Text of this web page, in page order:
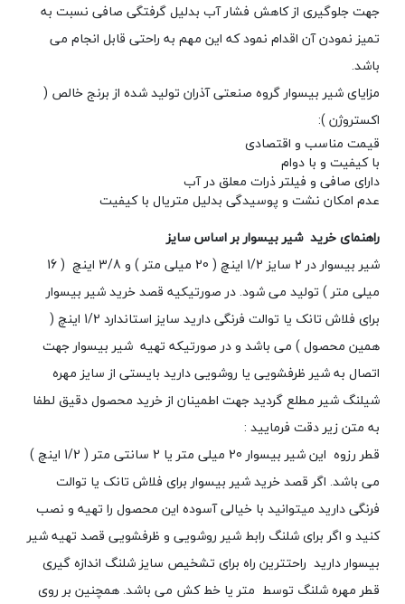
جهت جلوگیری از کاهش فشار آب بدلیل گرفتگی صافی نسبت به
تمیز نمودن آن اقدام نمود که این مهم به راحتی قابل انجام می
باشد.
مزایای شیر بیسوار گروه صنعتی آذران تولید شده از برنج خالص (
اکستروژن ):
قیمت مناسب و اقتصادی
با کیفیت و با دوام
دارای صافی و فیلتر ذرات معلق در آب
عدم امکان نشت و پوسیدگی بدلیل متریال با کیفیت
راهنمای خرید شیر بیسوار بر اساس سایز
شیر بیسوار در 2 سایز 1/2 اینچ ( 20 میلی متر ) و 3/8 اینچ ( 16
میلی متر ) تولید می شود. در صورتیکیه قصد خرید شیر بیسوار
برای فلاش تانک یا توالت فرنگی دارید سایز استاندارد 1/2 اینچ (
همین محصول ) می باشد و در صورتیکه تهیه شیر بیسوار جهت
اتصال به شیر ظرفشویی یا روشویی دارید بایستی از سایز مهره
شیلنگ شیر مطلع گردید جهت اطمینان از خرید محصول دقیق لطفا
به متن زیر دقت فرمایید :
قطر رزوه این شیر بیسوار 20 میلی متر یا 2 سانتی متر ( 1/2 اینچ )
می باشد. اگر قصد خرید شیر بیسوار برای فلاش تانک یا توالت
فرنگی دارید میتوانید با خیالی آسوده این محصول را تهیه و نصب
کنید و اگر برای شلنگ رابط شیر روشویی و ظرفشویی قصد تهیه شیر
بیسوار دارید راحتترین راه برای تشخیص سایز شلنگ اندازه گیری
قطر مهره شلنگ توسط متر یا خط کش می باشد. همچنین بر روی